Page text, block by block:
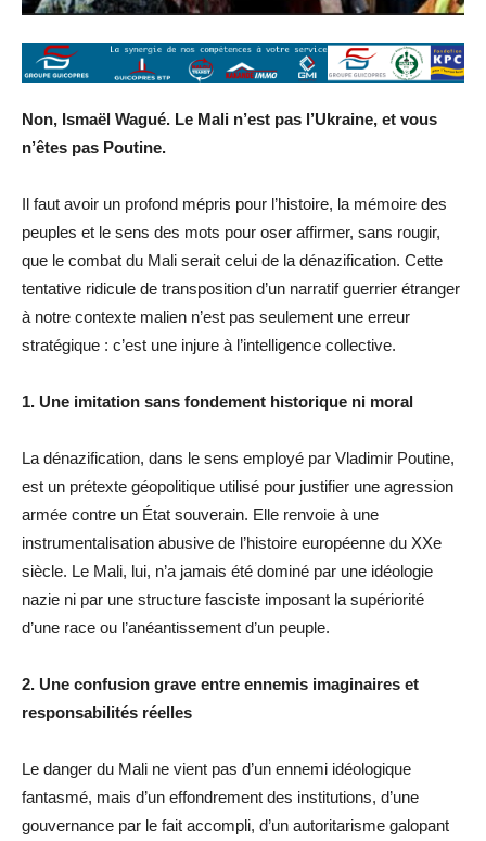
Non, Ismaël Wagué. Le Mali n’est pas l’Ukraine, et vous
n’êtes pas Poutine.
Il faut avoir un profond mépris pour l’histoire, la mémoire des
peuples et le sens des mots pour oser affirmer, sans rougir,
que le combat du Mali serait celui de la dénazification. Cette
tentative ridicule de transposition d’un narratif guerrier étranger
à notre contexte malien n’est pas seulement une erreur
stratégique : c’est une injure à l’intelligence collective.
1. Une imitation sans fondement historique ni moral
La dénazification, dans le sens employé par Vladimir Poutine,
est un prétexte géopolitique utilisé pour justifier une agression
armée contre un État souverain. Elle renvoie à une
instrumentalisation abusive de l’histoire européenne du XXe
siècle. Le Mali, lui, n’a jamais été dominé par une idéologie
nazie ni par une structure fasciste imposant la supériorité
d’une race ou l’anéantissement d’un peuple.
2. Une confusion grave entre ennemis imaginaires et
responsabilités réelles
Le danger du Mali ne vient pas d’un ennemi idéologique
fantasmé, mais d’un effondrement des institutions, d’une
gouvernance par le fait accompli, d’un autoritarisme galopant